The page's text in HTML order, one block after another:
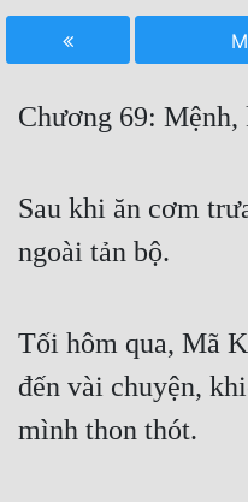
Hoàn Thành
Free
Truyện Convert
Truyện Dịch
Truyện ngắn
Xa Lộ Dịch
Chương 69:
Sau khi ăn cơm
ngoài tản bộ.
Tối hôm qua, Mã
đến vài chuyện,
mình thon thót.